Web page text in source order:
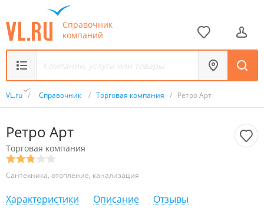
Справочник
компаний
VL.ru / Справочник / Торговая компания / Ретро Арт
Ретро Арт
Торговая компания
Сантехника, отопление, канализация
Характеристики Описание Отзывы